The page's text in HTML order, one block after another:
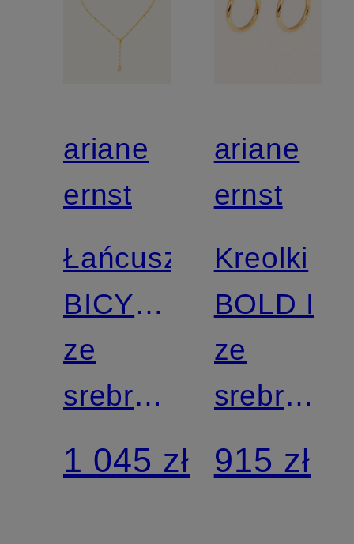
ariane
ernst
Łańcuszek
BICYCLE
CHAIN
ze
srebra
sterling
925
1 045 zł
ariane
ernst
Kreolki
BOLD I
ze
srebra
sterling
925
915 zł